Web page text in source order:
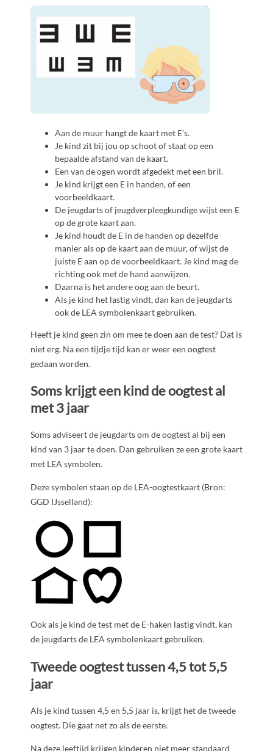
Aan de muur hangt de kaart met E’s.
Je kind zit bij jou op schoot of staat op een
bepaalde afstand van de kaart.
Een van de ogen wordt afgedekt met een bril.
Je kind krijgt een E in handen, of een
voorbeeldkaart.
De jeugdarts of jeugdverpleegkundige wijst een E
op de grote kaart aan.
Je kind houdt de E in de handen op dezelfde
manier als op de kaart aan de muur, of wijst de
juiste E aan op de voorbeeldkaart. Je kind mag de
richting ook met de hand aanwijzen.
Daarna is het andere oog aan de beurt.
Als je kind het lastig vindt, dan kan de jeugdarts
ook de LEA symbolenkaart gebruiken.
Heeft je kind geen zin om mee te doen aan de test? Dat is
niet erg. Na een tijdje tijd kan er weer een oogtest
gedaan worden.
Soms krijgt een kind de oogtest al
met 3 jaar
Soms adviseert de jeugdarts om de oogtest al bij een
kind van 3 jaar te doen. Dan gebruiken ze een grote kaart
met LEA symbolen.
Deze symbolen staan op de LEA-oogtestkaart (Bron:
GGD IJsselland):
Ook als je kind de test met de E-haken lastig vindt, kan
de jeugdarts de LEA symbolenkaart gebruiken.
Tweede oogtest tussen 4,5 tot 5,5
jaar
Als je kind tussen 4,5 en 5,5 jaar is, krijgt het de tweede
oogtest. Die gaat net zo als de eerste.
Na deze leeftijd krijgen kinderen niet meer standaard